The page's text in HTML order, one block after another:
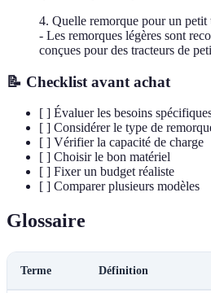
4. Quelle remorque pour un petit
- Les remorques légères sont
conçues pour des tracteurs de
📝 Checklist avant achat
[ ] Évaluer les besoins
[ ] Considérer le type de
[ ] Vérifier la capacité de charge
[ ] Choisir le bon matériel
[ ] Fixer un budget réaliste
[ ] Comparer plusieurs modèles
Glossaire
Terme Définition